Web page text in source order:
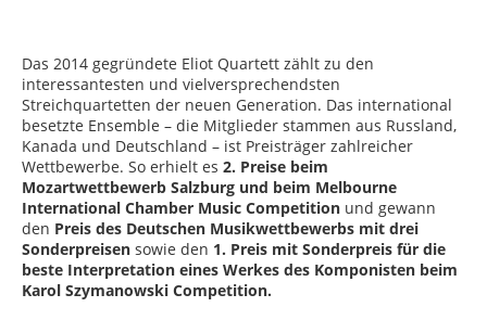
Das 2014 gegründete Eliot Quartett zählt zu den
interessantesten und vielversprechendsten
Streichquartetten der neuen Generation. Das international
besetzte Ensemble – die Mitglieder stammen aus Russland,
Kanada und Deutschland – ist Preisträger zahlreicher
Wettbewerbe. So erhielt es 2. Preise beim
Mozartwettbewerb Salzburg und beim Melbourne
International Chamber Music Competition und gewann
den Preis des Deutschen Musikwettbewerbs mit drei
Sonderpreisen sowie den 1. Preis mit Sonderpreis für die
beste Interpretation eines Werkes des Komponisten beim
Karol Szymanowski Competition.